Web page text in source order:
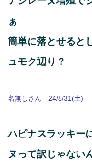
ぁ
簡単に落とせると
ュモク辺り？
名無しさん 24/8/31(土)
ハピナスラッキー
ヌって訳じゃない